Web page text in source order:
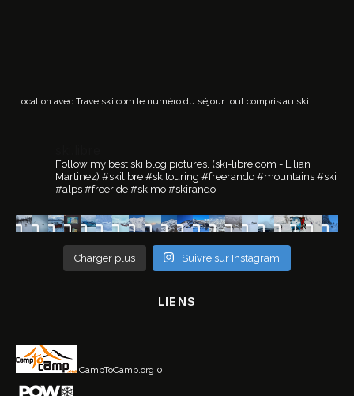
Location avec Travelski.com le numéro du séjour tout compris au ski.
Follow my best ski blog pictures. (ski-libre.com - Lilian
Martinez) #skilibre #skitouring #freerando #mountains #ski
#alps #freeride #skimo #skirando
Charger plus Suivre sur Instagram
LIENS
CampToCamp.org 0